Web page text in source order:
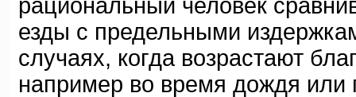
рациональный человек
езды с предельными
случаях, когда возрастают
например во время дождя или